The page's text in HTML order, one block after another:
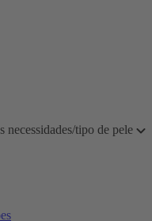
necessidades/tipo de pele